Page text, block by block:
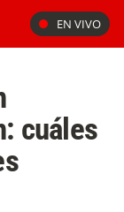
EN VIVO
cuáles